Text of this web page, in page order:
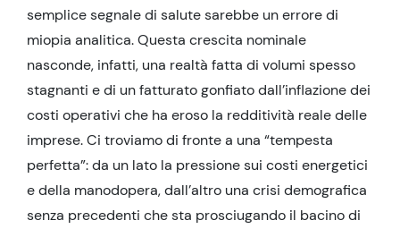
semplice segnale di salute sarebbe un errore di
miopia analitica. Questa crescita nominale
nasconde, infatti, una realtà fatta di volumi spesso
stagnanti e di un fatturato gonfiato dall’inflazione dei
costi operativi che ha eroso la redditività reale delle
imprese. Ci troviamo di fronte a una “tempesta
perfetta”: da un lato la pressione sui costi energetici
e della manodopera, dall’altro una crisi demografica
senza precedenti che sta prosciugando il bacino di